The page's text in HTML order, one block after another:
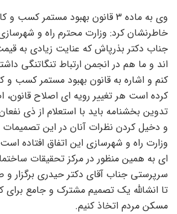
وی به ماده 3 قانون بهبود مستمر کسب
خاطرنشان کرد: وزارت محترم راه و
جناب دکتر بذرپاش که عنایت زیادی به
اند و ما هم در انجمن ارتباط تنگاتنگی
کنم و اشاره به قانون بهبود مستمر کسب و
کرده است هر تغییر رویه ای اصلاح قانون،
تدوین بخشنامه باید با استعلام از ذی
و دخیل کردن نظرات آنان در این
وزارت راه و شهرسازی این اتفاق افتاده
ای به همین منظور در مرکز تحقیقات
سرپرستی جناب آقای دکتر حیدری
تا انشالله یک تصمیم مشترک و جامع
مسکن مردم اتخاذ کنیم.